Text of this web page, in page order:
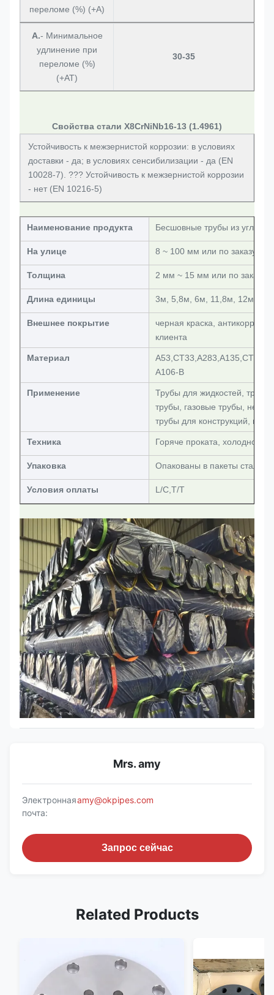
переломе (%) (+A)
А.- Минимальное
удлинение при
переломе (%)
(+AT)
30-35
Свойства стали X8CrNiNb16-13 (1.4961)
Устойчивость к межзернистой коррозии: в условиях
доставки - да; в условиях сенсибилизации - да (EN
10028-7). ??? Устойчивость к межзернистой коррозии
- нет (EN 10216-5)
Наименование продукта Бесшовные трубы из
На улице 8 ~ 100 мм или по заказу
Толщина 2 мм ~ 15 мм или по заказу
Длина единицы 3м, 5,8м, 6м, 11,8м, 12м,
Внешнее покрытие
черная краска,
клиента
Материал
А106-В
Применение
Трубы для жидкостей, трубы
трубы, газовые трубы,
трубы для конструкций,
Техника Горяче проката, холодно
Упаковка Опакованы в пакеты
Условия оплаты L/C,T/T
Mrs. amy
Электронная
почта:
amy@okpipes.com
Запрос сейчас
Related Products